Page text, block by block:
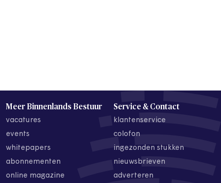
Meer Binnenlands Bestuur
vacatures
events
whitepapers
abonnementen
online magazine
Service & Contact
klantenservice
colofon
ingezonden stukken
nieuwsbrieven
adverteren